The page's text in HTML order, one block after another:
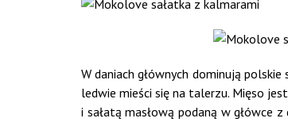
W daniach głównych dominują polskie
ledwie mieści się na talerzu. Mięso
i sałatą masłową podaną w główce